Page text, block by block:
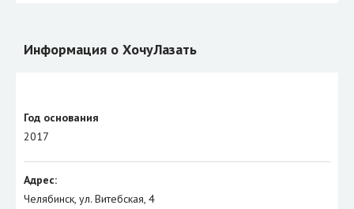
Информация о ХочуЛазать
Год основания
2017
Адрес:
Челябинск, ул. Витебская, 4